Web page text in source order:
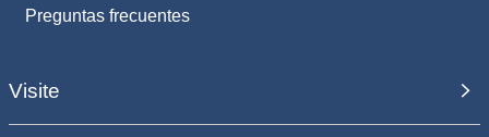
Preguntas frecuentes
Visite